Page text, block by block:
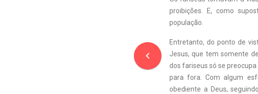
navigate_before
proibições. E, como
população.
Entretanto, do ponto de
Jesus, que tem somente
dos fariseus só se
para fora. Com algum
obediente a Deus,